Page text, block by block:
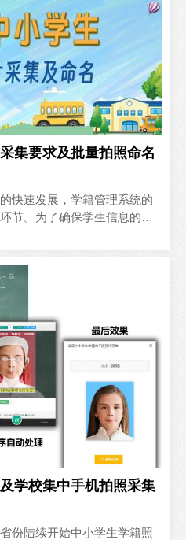
集要求及批量拍照命名
快速发展，学籍管理系统的
节。为了确保学生信息的准
学校集中手机拍照采集
份陆续开始中小学生学籍照